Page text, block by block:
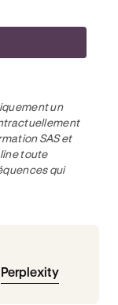
un
SAS et
toute
qui
Perplexity